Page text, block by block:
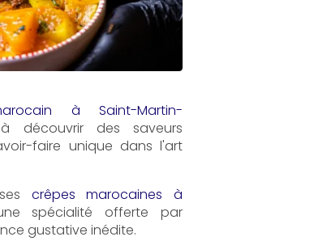
à Saint-Martin-
découvrir des saveurs
faire unique dans l'art
crêpes marocaines à
spécialité offerte par
gustative inédite.